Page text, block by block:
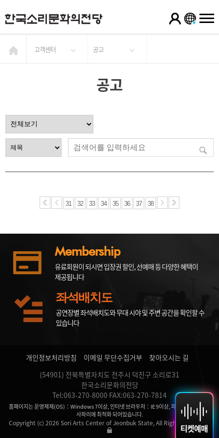
티켓예매
고객센터 공고
공고
31 32 33 34 35 36 37 38
Membership
유료회원이 되시면 입장권 할인, 선예매 등 다양한 혜택이
제공됩니다
좌석배치도
공연장별 좌석배치도와 무대 시야 및 주변 공간을 확인할 수
있습니다
개인정보처리방침 이메일 무단수집거부
찾아오시는 길
(54901) 전북특별자치도 전주시 덕진구 소리로31
한국소리문화의전당
Tel:063-270-8000 FAX:063-270-7814
홈페이지는 운영체제(OS)：Windows 7이상, 인터넷 브라우저：IE 9이상, 파이어 폭스, 크롬,
사파리에 최적화 되어있습니다.
Copyright (c) 2026 Sori Arts Center of Jeonbuk State, All Rights Reserved.